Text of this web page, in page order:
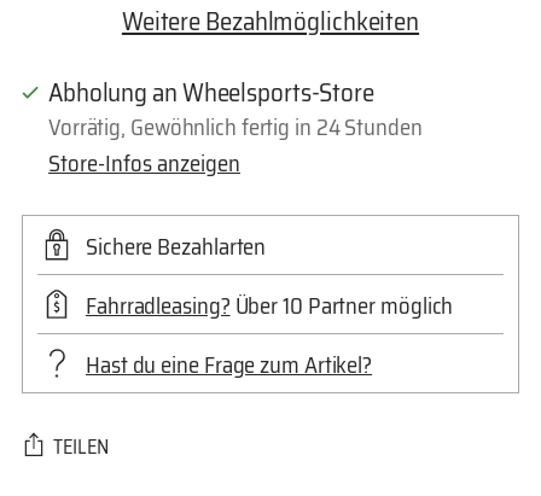
Weitere Bezahlmöglichkeiten
Abholung an Wheelsports-Store
Vorrätig, Gewöhnlich fertig in 24 Stunden
Store-Infos anzeigen
Sichere Bezahlarten
Fahrradleasing?Über 10 Partner möglich
Hast du eine Frage zum Artikel?
TEILEN